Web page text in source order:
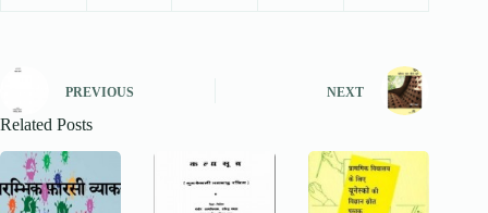
PREVIOUS NEXT
Related Posts